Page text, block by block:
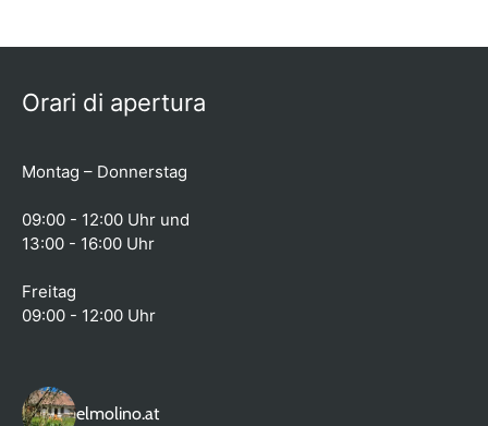
Orari di apertura
Montag – Donnerstag
09:00 - 12:00 Uhr und
13:00 - 16:00 Uhr
Freitag
09:00 - 12:00 Uhr
elmolino.at